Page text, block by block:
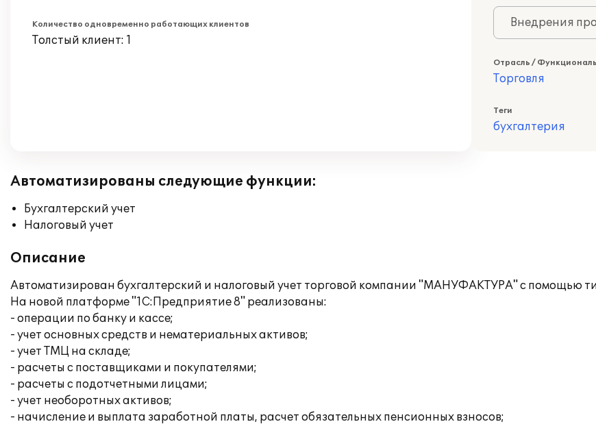
Количество одновременно работающих клиентов
Толстый клиент: 1
Внедрения
Отрасль /
Торговля
Теги
бухгалтерия
Автоматизированы следующие функции:
Бухгалтерский учет
Налоговый учет
Описание
Автоматизирован бухгалтерский и налоговый учет торговой компании "МАНУФАКТУРА" с помощью
На новой платформе "1С:Предприятие 8" реализованы:
- операции по банку и кассе;
- учет основных средств и нематериальных активов;
- учет ТМЦ на складе;
- расчеты с поставщиками и покупателями;
- расчеты с подотчетными лицами;
- учет необоротных активов;
- начисление и выплата заработной платы, расчет обязательных пенсионных взносов;